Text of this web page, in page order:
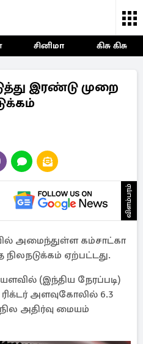
சினிமா கிசு கிசு
இரண்டு முறை
விளம்பரம்
அமைந்துள்ள கம்சாட்கா
ஏற்பட்டது.
(இந்திய நேரப்படி)
அளவுகோலில் 6.3
அதிர்வு மையம்